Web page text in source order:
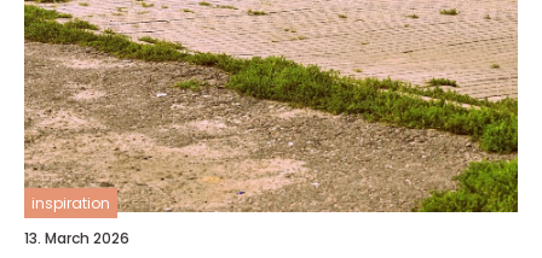
inspiration
13. March 2026